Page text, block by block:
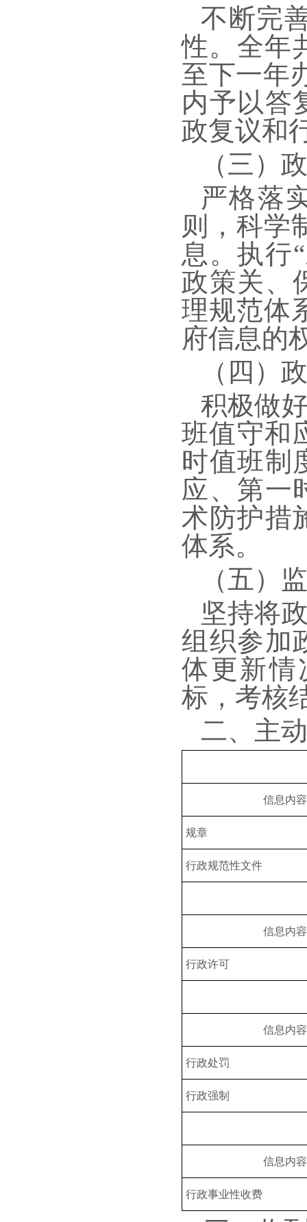
不断完
性。全年
至下一年
内予以答
政复议和
（三）
严格落
则，科学
息。执行
政策关、
理规范体
府信息的
（四）
积极做
班值守和
时值班制
应、第一
术防护措
体系。
（五）
坚持将
组织参加
体更新情
标，考核
二、主
信息内容
规章
行政规范性文件
信息内容
行政许可
信息内容
行政处罚
行政强制
信息内容
行政事业性收费